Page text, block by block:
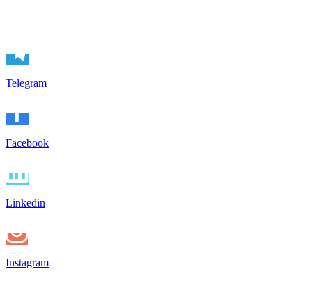
Telegram
Facebook
Linkedin
Instagram